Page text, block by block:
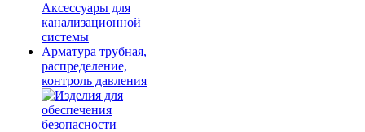
Аксессуары для
канализационной
системы
Арматура трубная,
распределение,
контроль давления